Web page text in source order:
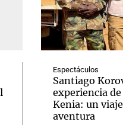
Espectáculos
Santiago
experiencia
Kenia: un
aventura